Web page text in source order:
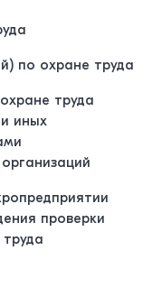
по охране труда
труда
иных
проверки